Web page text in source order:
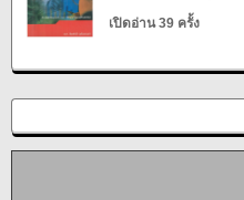
เปิดอ่าน 39 ครั้ง